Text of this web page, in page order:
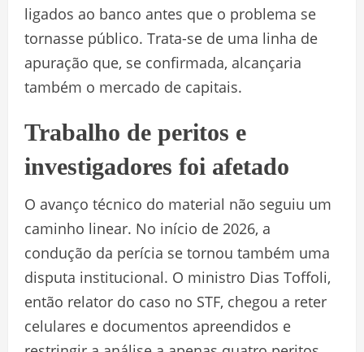
ligados ao banco antes que o problema se
tornasse público. Trata-se de uma linha de
apuração que, se confirmada, alcançaria
também o mercado de capitais.
Trabalho de peritos e
investigadores foi afetado
O avanço técnico do material não seguiu um
caminho linear. No início de 2026, a
condução da perícia se tornou também uma
disputa institucional. O ministro Dias Toffoli,
então relator do caso no STF, chegou a reter
celulares e documentos apreendidos e